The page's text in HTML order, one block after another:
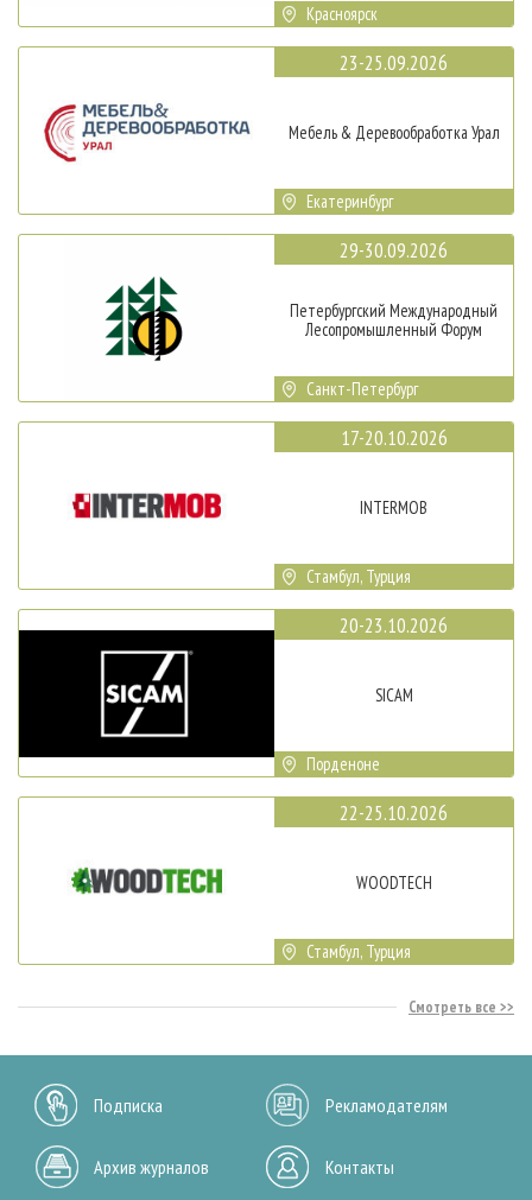
Красноярск
23-25.09.2026
Мебель & Деревообработка Урал
Екатеринбург
29-30.09.2026
Петербургский Международный
Лесопромышленный Форум
Санкт-Петербург
17-20.10.2026
INTERMOB
Стамбул, Турция
20-23.10.2026
SICAM
Порденоне
22-25.10.2026
WOODTECH
Стамбул, Турция
Смотреть все
Подписка Рекламодателям
Архив журналов Контакты